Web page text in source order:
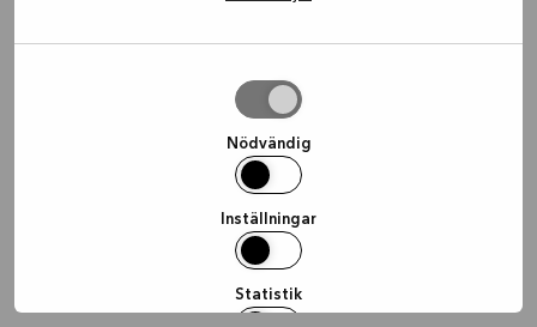
Nödvändig
Inställningar
Statistik